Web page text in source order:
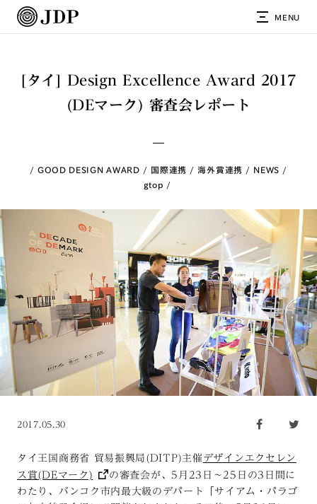
MENU
[タイ] Design Excellence Award 2017
(DEマーク) 審査会レポート
GOOD DESIGN AWARD 国際連携 海外賞連携
NEWS
gtop
2017.05.30
タイ王国商務省 貿易振興局(DITP)主催 デザインエクセレン
ス賞(DEマーク)
の審査会が、5月23日〜25日の3日間に
わたり、バンコク市内最大級のデパート「サイアム・パラゴ